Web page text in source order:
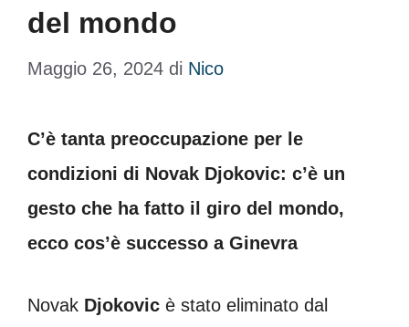
del mondo
Maggio 26, 2024 di Nico
C’è tanta preoccupazione per le
condizioni di Novak Djokovic: c’è un
gesto che ha fatto il giro del mondo,
ecco cos’è successo a Ginevra
Novak Djokovic è stato eliminato dal